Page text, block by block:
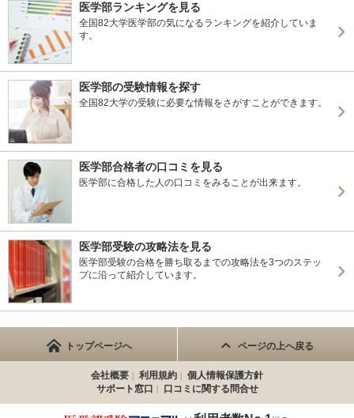
医学部ランキングを見る
全国82大学医学部の気になるランキングを紹介していま
す。
医学部の受験情報を探す
全国82大学の受験に必要な情報をさがすことができます。
医学部合格者の口コミを見る
医学部に合格した人の口コミをみることが出来ます。
医学部受験の攻略法を見る
医学部受験の合格を勝ち取るまでの攻略法を3つのステッ
プに沿って紹介しています。
トップページへ ページの上へ戻る
会社概要 利用規約
個人情報保護方針
サポート窓口
口コミに関する問合せ